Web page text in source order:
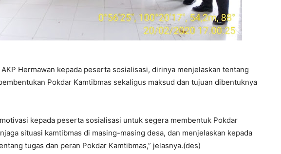
Hermawan kepada peserta sosialisasi, dirinya menjelaskan tentang
Pokdar Kamtibmas sekaligus maksud dan tujuan dibentuknya
kepada peserta sosialisasi untuk segera membentuk Pokdar
situasi kamtibmas di masing-masing desa, dan menjelaskan kepada
tugas dan peran Pokdar Kamtibmas,” jelasnya.(des)